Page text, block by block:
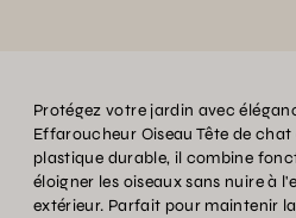
Protégez votre jardin avec
Effaroucheur Oiseau Tête de
plastique durable, il combine
éloigner les oiseaux sans nuire à
extérieur. Parfait pour maintenir